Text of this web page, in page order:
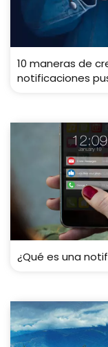
10 maneras de
notificaciones
¿Qué es una